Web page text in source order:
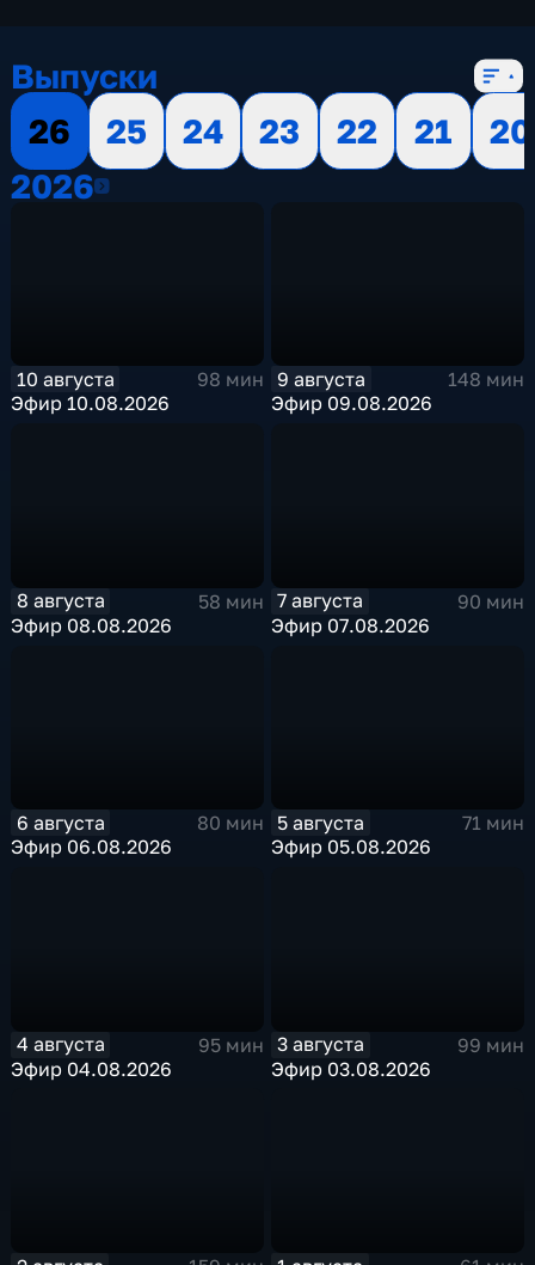
Выпуски
26
25 24 23 22 21
20
20262026
10 августа
98 мин
Эфир 10.08.2026
9 августа
148 мин
Эфир 09.08.2026
8 августа
58 мин
Эфир 08.08.2026
7 августа
90 мин
Эфир 07.08.2026
6 августа
80 мин
Эфир 06.08.2026
5 августа
71 мин
Эфир 05.08.2026
4 августа
95 мин
Эфир 04.08.2026
3 августа
99 мин
Эфир 03.08.2026